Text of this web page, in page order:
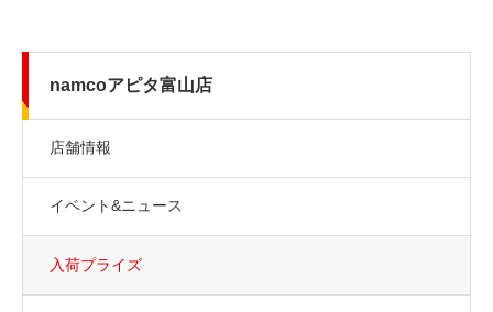
namcoアピタ富山店
店舗情報
イベント&ニュース
入荷プライズ